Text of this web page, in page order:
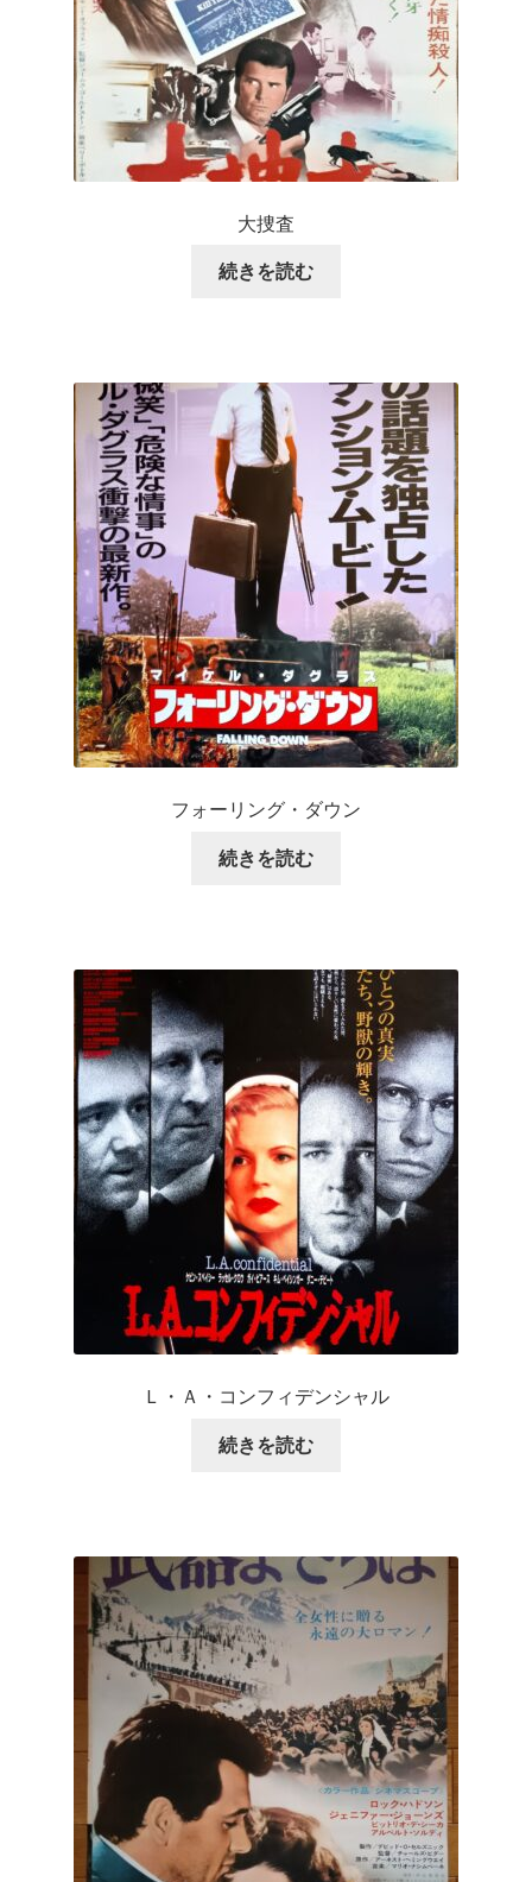
大捜査
続きを読む
フォーリング・ダウン
続きを読む
Ｌ・Ａ・コンフィデンシャル
続きを読む